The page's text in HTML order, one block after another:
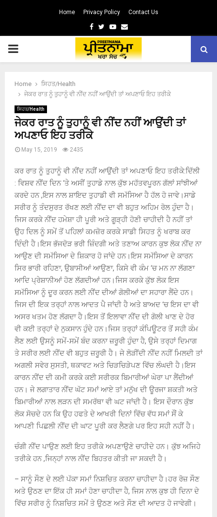
Home Privacy Policy Contact Us
Facebook
TwitterYoutube
Email
PRIMARY
Home
ਸਿਹਤ/Health
ਜੇਕਰ ਰਾਤ ਨੂੰ ਤੁਹਾਨੂੰ ਵੀ ਨੀਂਦ ਨਹੀਂ ਆਉਂਦੀ ਤਾਂ ਅਪਣਾਓ ਇਹ ਤਰੀਕੇ
ਸਿਹਤ/Health
ਜੇਕਰ ਰਾਤ ਨੂੰ ਤੁਹਾਨੂੰ ਵੀ ਨੀਂਦ ਨਹੀਂ ਆਉਂਦੀ ਤਾਂ
ਅਪਣਾਓ ਇਹ ਤਰੀਕੇ
May 15, 2019 2435
ਕਰ ਰਾਤ ਨੂੰ ਤੁਹਾਨੂੰ ਵੀ ਨੀਂਦ ਨਹੀਂ ਆਉਂਦੀ ਤਾਂ ਅਪਣਾਓ ਇਹ ਤਰੀਕੇ:ਦਿੱਲੀ
: ਵਿਸ਼ਵ ਨੀਂਦ ਦਿਨ ‘ਤੇ ਅਸੀਂ ਤੁਹਾਡੇ ਨਾਲ ਕੁੱਝ ਮਹੱਤਵਪੂਰਨ ਗੱਲਾਂ ਸਾਂਝੀਆਂ
ਕਰਦੇ ਹਨ ,ਇਸ ਨਾਲ ਸ਼ਾਇਦ ਤੁਹਾਡੀ ਵੀ ਸਮੱਸਿਆ ਹੈ ਹੱਲ ਹੋ ਜਾਵੇ।ਸਾਡੇ
ਸਰੀਰ ਨੂੰ ਤੰਦਸੁਰਤ ਰੱਖਣ ਲਈ ਨੀਂਦ ਦਾ ਵੀ ਬਹੁਤ ਅਹਿਮ ਰੋਲ ਹੁੰਦਾ ਹੈ।
ਜਿਸ ਕਰਕੇ ਨੀਂਦ ਹਮੇਸ਼ਾ ਹੀ ਪੂਰੀ ਅਤੇ ਗੂੜ੍ਹੀ ਹੋਣੀ ਚਾਹੀਦੀ ਹੈ ਨਹੀਂ ਤਾਂ
ਉਹ ਦਿਲ ਨੂੰ ਸਮੇਂ ਤੋਂ ਪਹਿਲਾਂ ਕਮਜ਼ੋਰ ਕਰਕੇ ਸਾਡੀ ਸਿਹਤ ਨੂੰ ਖਰਾਬ ਕਰ
ਦਿੰਦੀ ਹੈ।ਇਸ ਭੱਜਦੋੜ ਭਰੀ ਜ਼ਿੰਦਗੀ ਅਤੇ ਤਣਾਅ ਕਾਰਨ ਕੁਝ ਲੋਕ ਨੀਂਦ ਨਾ
ਆਉਣ ਦੀ ਸਮੱਸਿਆ ਦੇ ਸ਼ਿਕਾਰ ਹੋ ਜਾਂਦੇ ਹਨ।ਇਸ ਸਮੱਸਿਆ ਦੇ ਕਾਰਨ
ਸਿਰ ਭਾਰੀ ਰਹਿਣਾ, ਉਬਾਸੀਆਂ ਆਉਣਾ, ਕਿਸੇ ਵੀ ਕੰਮ ‘ਚ ਮਨ ਨਾ ਲੱਗਣਾ
ਆਦਿ ਪ੍ਰੇਸ਼ਾਨੀਆਂ ਹੋਣ ਲੱਗਦੀਆਂ ਹਨ।ਜਿਸ ਕਰਕੇ ਕੁੱਝ ਲੋਕ ਇਸ
ਸਮੱਸਿਆ ਨੂੰ ਦੂਰ ਕਰਨ ਲਈ ਨੀਂਦ ਦੀਆਂ ਗੋਲੀਆਂ ਦਾ ਸਹਾਰਾ ਲੈਂਦੇ ਹਨ।
ਜਿਸ ਦੀ ਇਕ ਤਰ੍ਹਾਂ ਨਾਲ ਆਦਤ ਪੈ ਜਾਂਦੀ ਹੈ ਅਤੇ ਬਾਅਦ ‘ਚ ਇਸ ਦਾ ਵੀ
ਅਸਰ ਖਤਮ ਹੋਣ ਲੱਗਦਾ ਹੈ।ਇਸ ਤੋਂ ਇਲਾਵਾ ਨੀਂਦ ਦੀ ਗੋਲੀ ਖਾਣ ਦੇ ਹੋਰ
ਵੀ ਕਈ ਤਰ੍ਹਾਂ ਦੇ ਨੁਕਸਾਨ ਹੁੰਦੇ ਹਨ।ਜਿਸ ਤਰ੍ਹਾਂ ਕੰਪਿਊਟਰ ਤੋਂ ਸਹੀ ਕੰਮ
ਲੈਣ ਲਈ ਉਸਨੂੰ ਸਮੇਂ-ਸਮੇਂ ਬੰਦ ਕਰਨਾ ਜ਼ਰੂਰੀ ਹੁੰਦਾ ਹੈ, ਉਸੇ ਤਰ੍ਹਾਂ ਦਿਮਾਗ
ਤੇ ਸਰੀਰ ਲਈ ਨੀਂਦ ਵੀ ਬਹੁਤ ਜ਼ਰੂਰੀ ਹੈ। ਜੇ ਲੋੜੀਂਦੀ ਨੀਂਦ ਨਹੀਂ ਮਿਲਦੀ ਤਾਂ
ਅਗਲੀ ਸਵੇਰ ਸੁਸਤੀ, ਥਕਾਵਟ ਅਤੇ ਚਿੜਚਿੜੇਪਣ ਵਿੱਚ ਲੰਘਦੀ ਹੈ।ਇਸ
ਕਾਰਨ ਨੀਂਦ ਦੀ ਕਮੀ ਕਰਕੇ ਕਈ ਸਰੀਰਕ ਬਿਮਾਰੀਆਂ ਘੇਰਾ ਪਾ ਲੈਂਦੀਆਂ
ਹਨ। ਜੇ ਲਗਾਤਾਰ ਨੀਂਦ ਘੱਟ ਸਮਾਂ ਆਏ ਤਾਂ ਮਨੁੱਖ ਦੀ ਊਰਜਾ ਸ਼ਕਤੀ ਅਤੇ
ਬਿਮਾਰੀਆਂ ਨਾਲ ਲੜਨ ਦੀ ਸਮਰੱਥਾ ਵੀ ਘਟ ਜਾਂਦੀ ਹੈ। ਇਸ ਦੌਰਾਨ ਕੁੱਝ
ਲੋਕ ਸੋਚਦੇ ਹਨ ਕਿ ਉਹ ਹਫਤੇ ਦੇ ਆਖਰੀ ਦਿਨਾਂ ਵਿੱਚ ਵੱਧ ਸਮਾਂ ਸੌਂ ਕੇ
ਆਪਣੀ ਪਿਛਲੀ ਨੀਂਦ ਦੀ ਘਾਟ ਪੂਰੀ ਕਰ ਲੈਣਗੇ ਪਰ ਇਹ ਸਹੀ ਨਹੀਂ ਹੈ।
ਚੰਗੀ ਨੀਂਦ ਪਾਉਣ ਲਈ ਇਹ ਤਰੀਕੇ ਅਪਣਾਉਣੇ ਚਾਹੀਦੇ ਹਨ। ਕੁੱਝ ਅਜਿਹੇ
ਤਰੀਕੇ ਹਨ ,ਜਿਨ੍ਹਾਂ ਨਾਲ ਨੀਂਦ ਬਿਹਤਰ ਕੀਤੀ ਜਾ ਸਕਦੀ ਹੈ।
– ਸਾਨੂੰ ਸੌਣ ਦੇ ਲਈ ਪੱਕਾ ਸਮਾਂ ਨਿਸ਼ਚਿਤ ਕਰਨਾ ਚਾਹੀਦਾ ਹੈ।ਹਰ ਰੋਜ਼ ਸੌਣ
ਅਤੇ ਉਠਣ ਦਾ ਇੱਕ ਹੀ ਸਮਾਂ ਹੋਣਾ ਚਾਹੀਦਾ ਹੈ, ਜਿਸ ਨਾਲ ਕੁਝ ਹੀ ਦਿਨਾ ਦੇ
ਵਿੱਚ ਸਰੀਰ ਨੂੰ ਨਿਸ਼ਚਿਤ ਸਮੇਂ ਤੇ ਉਠਣ ਅਤੇ ਸੌਣ ਦੀ ਆਦਤ ਹੋ ਜਾਵੇਗੀ।